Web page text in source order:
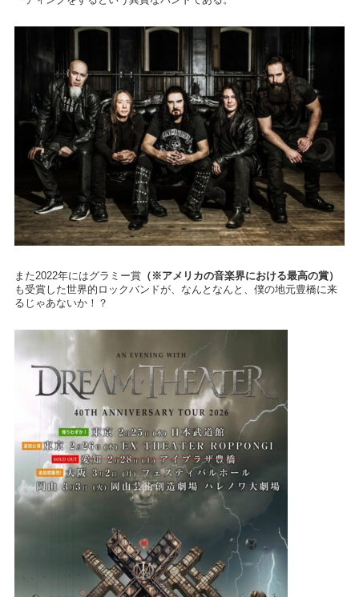
また2022年にはグラミー賞（※アメリカの音楽界における最高の賞）
も受賞した世界的ロックバンドが、なんとなんと、僕の地元豊橋に来
るじゃあないか！？